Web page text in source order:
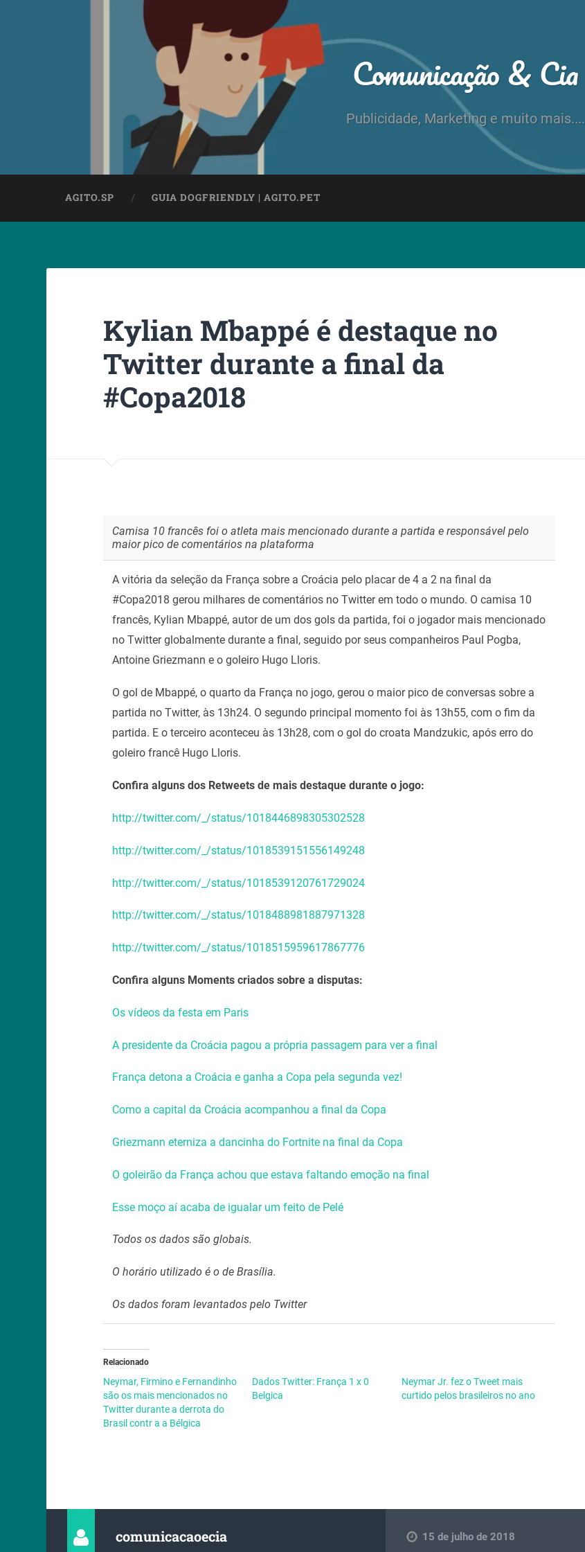
Comunicação & Cia
Publicidade, Marketing e muito mais....
AGITO.SP GUIA DOGFRIENDLY | AGITO.PET
Kylian Mbappé é destaque no
Twitter durante a final da
#Copa2018
Camisa 10 francês foi o atleta mais mencionado durante a partida e responsável pelo
maior pico de comentários na plataforma
A vitória da seleção da França sobre a Croácia pelo placar de 4 a 2 na final da
#Copa2018 gerou milhares de comentários no Twitter em todo o mundo. O camisa 10
francês, Kylian Mbappé, autor de um dos gols da partida, foi o jogador mais mencionado
no Twitter globalmente durante a final, seguido por seus companheiros Paul Pogba,
Antoine Griezmann e o goleiro Hugo Lloris.
O gol de Mbappé, o quarto da França no jogo, gerou o maior pico de conversas sobre a
partida no Twitter, às 13h24. O segundo principal momento foi às 13h55, com o fim da
partida. E o terceiro aconteceu às 13h28, com o gol do croata Mandzukic, após erro do
goleiro francê Hugo Lloris.
Confira alguns dos Retweets de mais destaque durante o jogo:
http://twitter.com/_/status/1018446898305302528
http://twitter.com/_/status/1018539151556149248
http://twitter.com/_/status/1018539120761729024
http://twitter.com/_/status/1018488981887971328
http://twitter.com/_/status/1018515959617867776
Confira alguns Moments criados sobre a disputas:
Os vídeos da festa em Paris
A presidente da Croácia pagou a própria passagem para ver a final
França detona a Croácia e ganha a Copa pela segunda vez!
Como a capital da Croácia acompanhou a final da Copa
Griezmann eterniza a dancinha do Fortnite na final da Copa
O goleirão da França achou que estava faltando emoção na final
Esse moço aí acaba de igualar um feito de Pelé
Todos os dados são globais.
O horário utilizado é o de Brasília.
Os dados foram levantados pelo Twitter
Relacionado
Neymar, Firmino e Fernandinho
são os mais mencionados no
Twitter durante a derrota do
Brasil contr a a Bélgica
Dados Twitter: França 1 x 0
Belgica
Neymar Jr. fez o Tweet mais
curtido pelos brasileiros no ano
comunicacaoecia
15 de julho de 2018